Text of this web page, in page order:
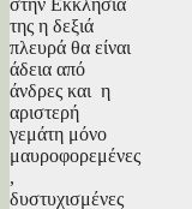
της η δεξιά
πλευρά θα είναι
άδεια από
άνδρες και η
αριστερή
γεμάτη μόνο
μαυροφορεμένες
,
δυστυχισμένες